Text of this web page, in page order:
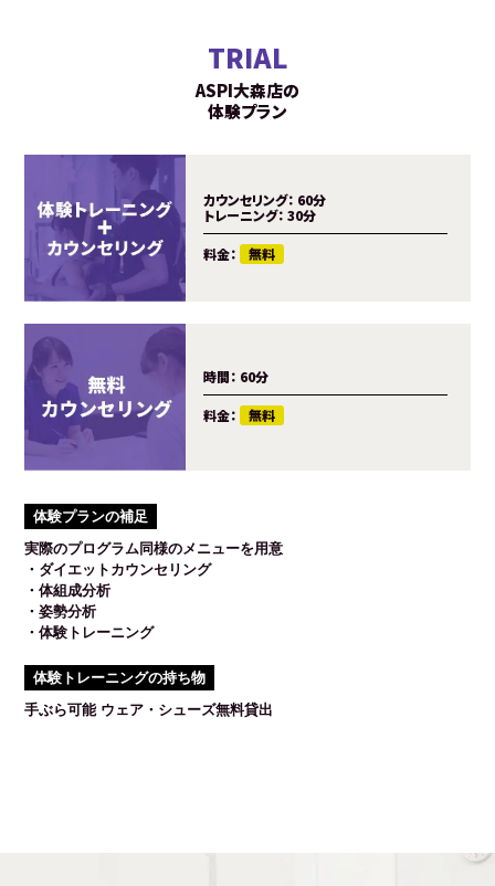
TRIAL
ASPI大森店の
体験プラン
カウンセリング： 60分
トレーニング： 30分
料金： 無料
時間： 60分
料金： 無料
体験プランの補足
実際のプログラム同様のメニューを用意
・ダイエットカウンセリング
・体組成分析
・姿勢分析
・体験トレーニング
体験トレーニングの持ち物
手ぶら可能 ウェア・シューズ無料貸出